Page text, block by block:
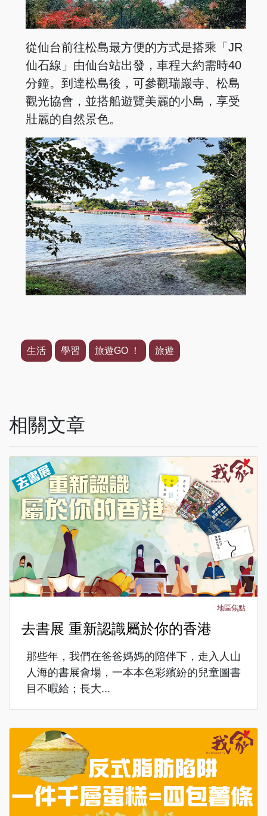
從仙台前往松島最方便的方式是搭乘「JR
仙石線」由仙台站出發，車程大約需時40
分鐘。到達松島後，可參觀瑞巖寺、松島
觀光協會，並搭船遊覽美麗的小島，享受
壯麗的自然景色。
生活 學習 旅遊GO ！ 旅遊
相關文章
地區焦點
去書展 重新認識屬於你的香港
那些年，我們在爸爸媽媽的陪伴下，走入人山
人海的書展會場，一本本色彩繽紛的兒童圖書
目不暇給；長大...